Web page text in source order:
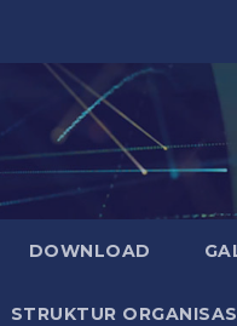
DOWNLOAD
STRUKTUR